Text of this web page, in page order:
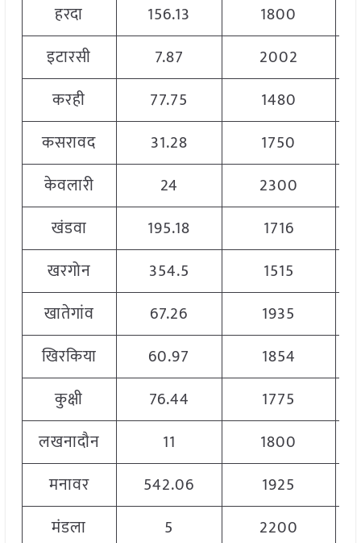
हरदा
156.13
1800
इटारसी
7.87
2002
करही
77.75
1480
कसरावद
31.28
1750
केवलारी
24
2300
खंडवा
195.18
1716
खरगोन
354.5
1515
खातेगांव
67.26
1935
खिरकिया
60.97
1854
कुक्षी
76.44
1775
लखनादौन
11
1800
मनावर
542.06
1925
मंडला
5
2200